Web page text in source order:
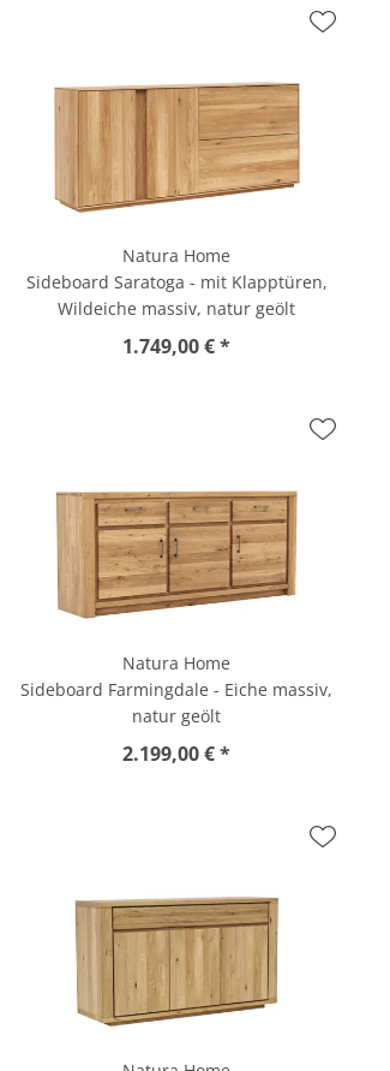
Natura Home
Sideboard Saratoga - mit Klapptüren,
Wildeiche massiv, natur geölt
1.749,00 € *
Natura Home
Sideboard Farmingdale - Eiche massiv,
natur geölt
2.199,00 € *